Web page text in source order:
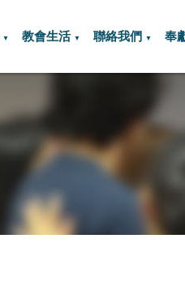
▼ 教會生活 ▼ 聯絡我們 ▼ 奉